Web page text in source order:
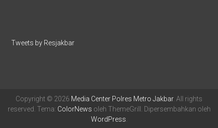
Tweets by Resjakbar
Copyright © 2026 Media Center Polres Metro Jakbar. All rights
reserved. Tema: ColorNews oleh ThemeGrill. Dipersembahkan oleh
WordPress